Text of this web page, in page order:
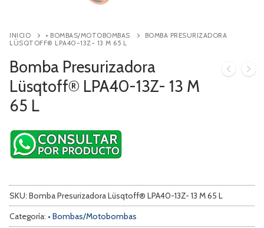
INICIO • BOMBAS/MOTOBOMBAS
BOMBA PRESURIZADORA
LÜSQTOFF® LPA40-13Z- 13 M 65 L
Bomba Presurizadora
Lüsqtoff® LPA40-13Z- 13 M
65 L
SKU: Bomba Presurizadora Lüsqtoff® LPA40-13Z- 13 M 65 L
Categoría: • Bombas/Motobombas